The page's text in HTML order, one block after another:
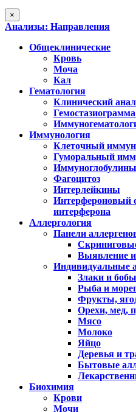
×
Анализы: Направления
Общеклинические
Кровь
Моча
Кал
Гематология
Клинический
Иммунология
Клеточный
Гуморальный
Иммуноглобулины
Фагоцитоз
Интерлейкины
Интерфероновый
интерферона
Аллергология
Панели
Выявление
Индивидуальные
Злаки и бобы
Рыба и
Фрукты,
Орехи, мед,
Мясо
Молоко
Яйцо
Деревья и
Бытовые
Биохимия
Крови
Мочи